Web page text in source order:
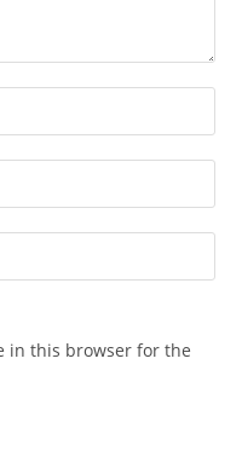
in this browser for the